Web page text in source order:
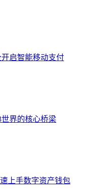
启智能移动支付
世界的核心桥梁
上手数字资产钱包